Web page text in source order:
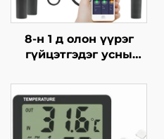
8-н 1 д олон үүрэг
гүйцэтгэдэг усны